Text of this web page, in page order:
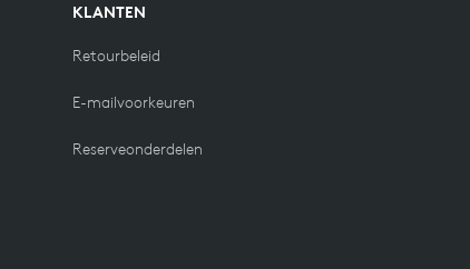
KLANTEN
Retourbeleid
E-mailvoorkeuren
Reserveonderdelen